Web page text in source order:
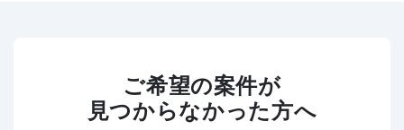
ご希望の案件が
見つからなかった方へ